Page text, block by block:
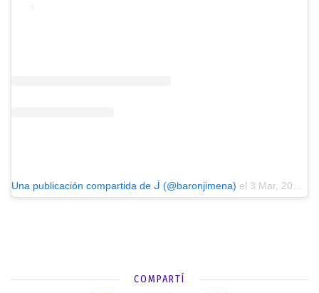
Una publicación compartida de ᒎ (@baronjimena) el 3 Mar, 2019 a las 7:25 PST
COMPARTÍ